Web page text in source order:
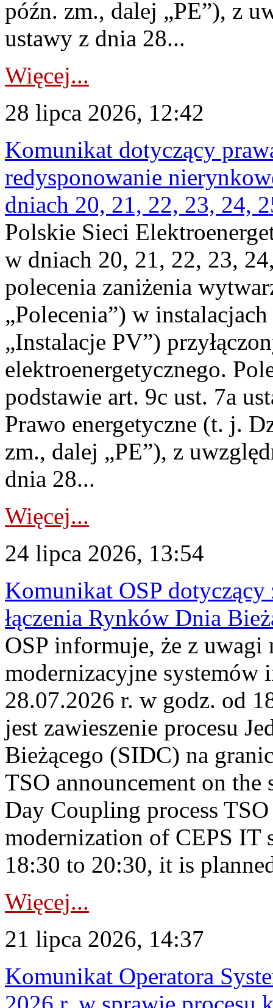
późn. zm., dalej „PE”), z
ustawy z dnia 28...
Więcej...
28 lipca 2026, 12:42
Komunikat dotyczący
redysponowanie
dniach 20, 21, 22, 23, 24,
Polskie Sieci
w dniach 20, 21, 22, 23,
polecenia zaniżenia
„Polecenia”) w
„Instalacje PV”)
elektroenergetycznego.
podstawie art. 9c ust. 7a
Prawo energetyczne (t. j.
zm., dalej „PE”), z
dnia 28...
Więcej...
24 lipca 2026, 13:54
Komunikat OSP dotyczący
łączenia Rynków Dnia
OSP informuje, że z uwagi
modernizacyjne
28.07.2026 r. w godz. od
jest zawieszenie procesu
Bieżącego (SIDC) na
TSO announcement on
Day Coupling process
modernization of CEPS IT
18:30 to 20:30, it is
Więcej...
21 lipca 2026, 14:37
Komunikat Operatora